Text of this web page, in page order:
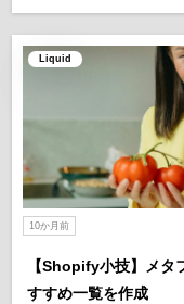
Liquid
10か月前
【Shopify小技】メタ
すすめ一覧を作成